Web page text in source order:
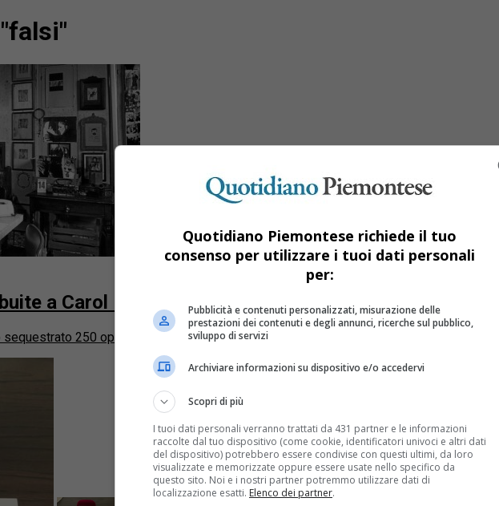
a Carol Rama sequestrate a Torino: saranno donate
sequestrato 250 opere contraffatte di Carol Rama. Saranno destinate al Laboratorio del
Quotidiano Piemontese richiede il tuo
consenso per utilizzare i tuoi dati personali
per:
Pubblicità e contenuti personalizzati, misurazione delle
prestazioni dei contenuti e degli annunci, ricerche sul pubblico,
sviluppo di servizi
Archiviare informazioni su dispositivo e/o accedervi
Scopri di più
I tuoi dati personali verranno trattati da 431 partner e le informazioni
raccolte dal tuo dispositivo (come cookie, identificatori univoci e altri dati
del dispositivo) potrebbero essere condivise con questi ultimi, da loro
visualizzate e memorizzate oppure essere usate nello specifico da
questo sito. Noi e i nostri partner potremmo utilizzare dati di
localizzazione esatti. Elenco dei partner.